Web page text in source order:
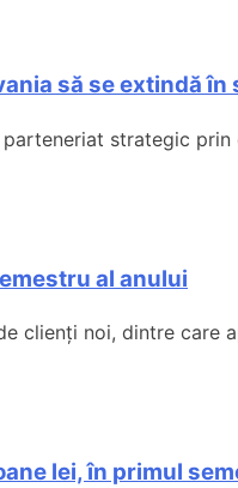
să se extindă
parteneriat strategic
al anului
clienți noi, dintre
lei, în primul